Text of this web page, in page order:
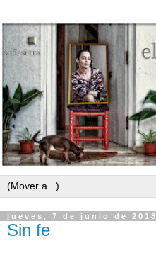
jueves, 7 de junio de 2018
Sin fe